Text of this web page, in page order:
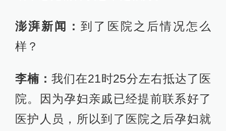
澎湃新闻：到了医院之后情况怎么
样？
李楠： 我们在21时25分左右抵达了医
院。因为孕妇亲戚已经提前联系好了
医护人员，所以到了医院之后孕妇就